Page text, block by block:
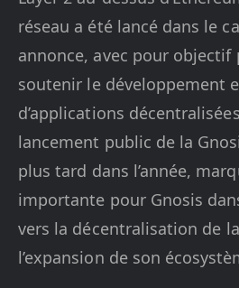
réseau a été lancé dans le
annonce, avec pour objectif
soutenir le développement
d’applications
lancement public de la
plus tard dans l’année,
importante pour Gnosis
vers la décentralisation de
l’expansion de son